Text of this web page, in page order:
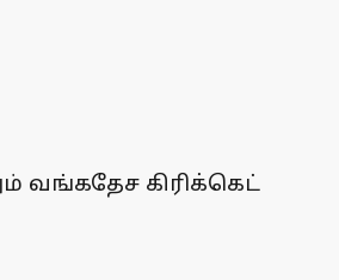
வங்கதேச கிரிக்கெட்